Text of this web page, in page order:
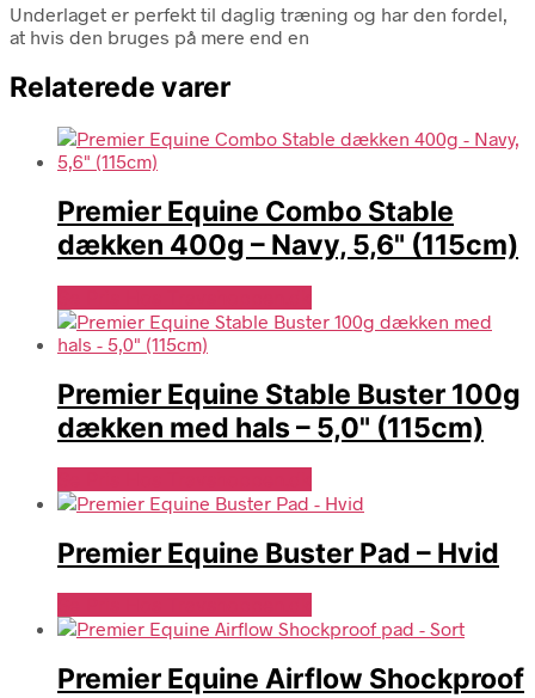
Underlaget er perfekt til daglig træning og har den fordel,
at hvis den bruges på mere end en
Relaterede varer
Premier Equine Combo Stable
dækken 400g – Navy, 5,6" (115cm)
Premier Equine Stable Buster 100g
dækken med hals – 5,0" (115cm)
Premier Equine Buster Pad – Hvid
Premier Equine Airflow Shockproof